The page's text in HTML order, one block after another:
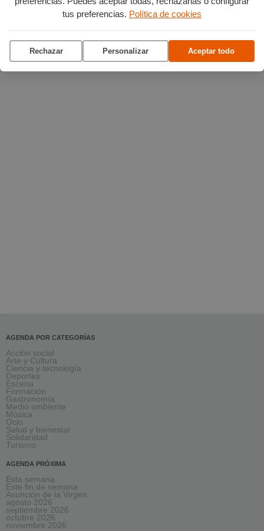
tus preferencias. Política de cookies
Rechazar Personalizar Aceptar todo
AGENDA POR CATEGORÍAS
Acción social
Arte y Cultura
Ciencia y tecnología
Deportes
Escena
Formación
Gastronomía
Medio ambiente
Música
Ocio
Salud y bienestar
Solidaridad
Turismo
AGENDA PRÓXIMA
Esta semana
Este fin de semana
Asunción de la Virgen
agosto 2026
septiembre 2026
octubre 2026
noviembre 2026